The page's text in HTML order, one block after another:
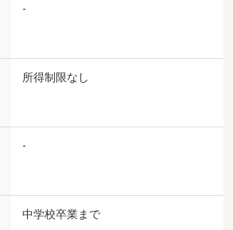
-
所得制限なし
-
中学校卒業まで